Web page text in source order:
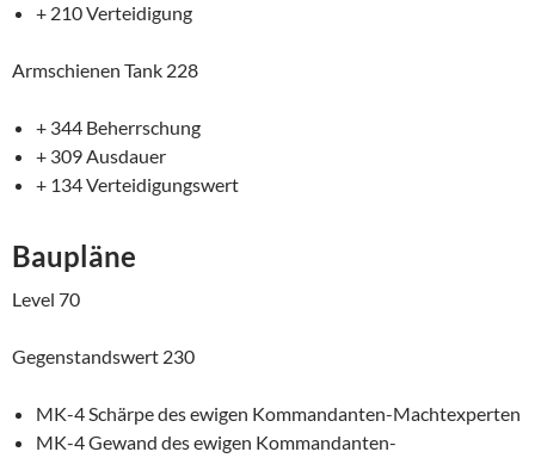
+ 210 Verteidigung
Armschienen Tank 228
+ 344 Beherrschung
+ 309 Ausdauer
+ 134 Verteidigungswert
Baupläne
Level 70
Gegenstandswert 230
MK-4 Schärpe des ewigen Kommandanten-Machtexperten
MK-4 Gewand des ewigen Kommandanten-